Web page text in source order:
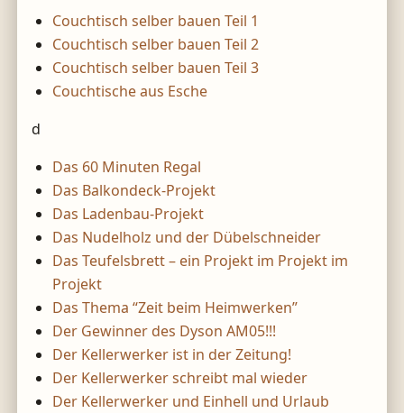
Couchtisch selber bauen Teil 1
Couchtisch selber bauen Teil 2
Couchtisch selber bauen Teil 3
Couchtische aus Esche
d
Das 60 Minuten Regal
Das Balkondeck-Projekt
Das Ladenbau-Projekt
Das Nudelholz und der Dübelschneider
Das Teufelsbrett – ein Projekt im Projekt im
Projekt
Das Thema “Zeit beim Heimwerken”
Der Gewinner des Dyson AM05!!!
Der Kellerwerker ist in der Zeitung!
Der Kellerwerker schreibt mal wieder
Der Kellerwerker und Einhell und Urlaub